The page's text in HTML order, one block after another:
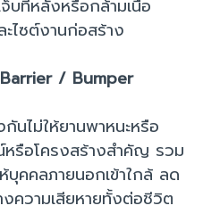
บที่หลังหรือกล้ามเนื้อ
ะไซต์งานก่อสร้าง
/ Bumper
ไม่ให้ยานพาหนะหรือ
รือโครงสร้างสำคัญ รวม
คคลภายนอกเข้าใกล้ ลด
ความเสียหายทั้งต่อชีวิต